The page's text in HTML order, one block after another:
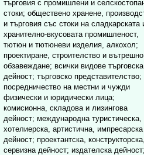
търговия с промишлени и
стоки; обществено хранене,
и търговия със стоки на сладкарската
хранително-вкусовата промишленост,
тютюн и тютюневи изделия, алкохол;
проектиране, строителство и вътрешно
обзавеждане; всички видове търговска
дейност; търговско представителство;
посредничество на местни и чужди
физически и юридически лица;
комисионна, складова и лизингова
дейност; международна туристическа,
хотелиерска, артистична, импресарска
дейност; проектантска, конструкторска,
сервизна дейност; издателска дейност;